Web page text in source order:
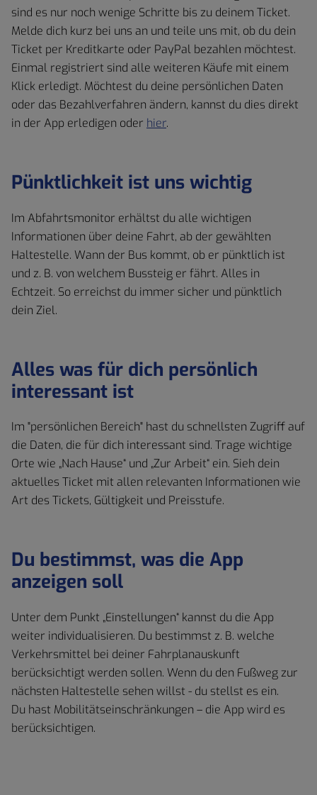
sind es nur noch wenige Schritte bis zu deinem Ticket.
Melde dich kurz bei uns an und teile uns mit, ob du dein
Ticket per Kreditkarte oder PayPal bezahlen möchtest.
Einmal registriert sind alle weiteren Käufe mit einem
Klick erledigt. Möchtest du deine persönlichen Daten
oder das Bezahlverfahren ändern, kannst du dies direkt
in der App erledigen oder hier.
Pünktlichkeit ist uns wichtig
Im Abfahrtsmonitor erhältst du alle wichtigen
Informationen über deine Fahrt, ab der gewählten
Haltestelle. Wann der Bus kommt, ob er pünktlich ist
und z. B. von welchem Bussteig er fährt. Alles in
Echtzeit. So erreichst du immer sicher und pünktlich
dein Ziel.
Alles was für dich persönlich
interessant ist
Im "persönlichen Bereich" hast du schnellsten Zugriff auf
die Daten, die für dich interessant sind. Trage wichtige
Orte wie „Nach Hause“ und „Zur Arbeit“ ein. Sieh dein
aktuelles Ticket mit allen relevanten Informationen wie
Art des Tickets, Gültigkeit und Preisstufe.
Du bestimmst, was die App
anzeigen soll
Unter dem Punkt „Einstellungen“ kannst du die App
weiter individualisieren. Du bestimmst z. B. welche
Verkehrsmittel bei deiner Fahrplanauskunft
berücksichtigt werden sollen. Wenn du den Fußweg zur
nächsten Haltestelle sehen willst - du stellst es ein.
Du hast Mobilitätseinschränkungen – die App wird es
berücksichtigen.